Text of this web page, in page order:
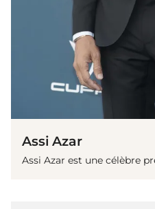
Assi Azar
Assi Azar est une célèbre